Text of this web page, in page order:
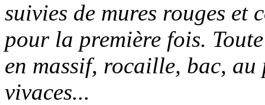
suivies de mures rouges et
pour la première fois.
en massif, rocaille, bac, au
vivaces...